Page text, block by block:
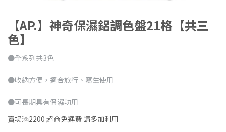
【AP.】神奇保濕鋁調色盤21格【共三
色】
●全系列共3色
●收納方便，適合旅行、寫生使用
●可長期具有保濕功用
賣場滿2200 超商免運費 請多加利用